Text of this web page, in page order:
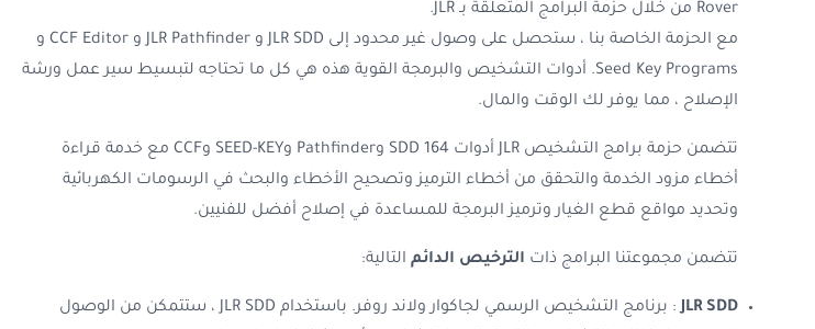
Rover من خلال حزمة البرامج المتعلقة بـ JLR.
مع الحزمة الخاصة بنا ، ستحصل على وصول غير محدود إلى JLR SDD و JLR Pathfinder و CCF Editor و
Seed Key Programs. أدوات التشخيص والبرمجة القوية هذه هي كل ما تحتاجه لتبسيط سير عمل ورشة
الإصلاح ، مما يوفر لك الوقت والمال.
تتضمن حزمة برامج التشخيص JLR أدوات SDD 164 وPathfinder وSEED-KEY وCCF مع خدمة قراءة
أخطاء مزود الخدمة والتحقق من أخطاء الترميز وتصحيح الأخطاء والبحث في الرسومات الكهربائية
وتحديد مواقع قطع الغيار وترميز البرمجة للمساعدة في إصلاح أفضل للفنيين.
تتضمن مجموعتنا البرامج ذات الترخيص الدائم التالية:
JLR SDD
: برنامج التشخيص الرسمي لجاكوار ولاند روفر. باستخدام JLR SDD ، ستتمكن من الوصول